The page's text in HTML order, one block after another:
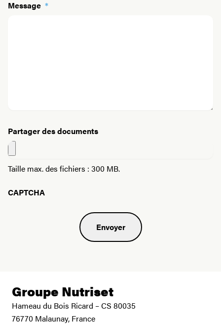
Message *
Partager des documents
Taille max. des fichiers : 300 MB.
CAPTCHA
Groupe Nutriset
Hameau du Bois Ricard – CS 80035
76770 Malaunay, France